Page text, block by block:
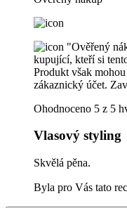
"Ověřený
kupující, kteří si
Produkt však
zákaznický účet.
Ohodnoceno 5 z 5
Vlasový styling
Skvělá pěna.
Byla pro Vás tato